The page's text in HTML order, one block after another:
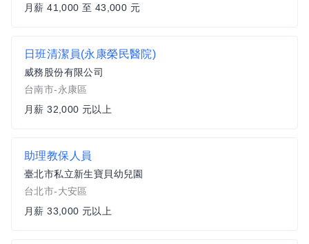
月薪 41,000 至 43,000 元
日班清潔員(永康榮民醫院)
威務股份有限公司
台南市-永康區
月薪 32,000 元以上
助理教保人員
臺北市私立新生寶貝幼兒園
台北市-大安區
月薪 33,000 元以上